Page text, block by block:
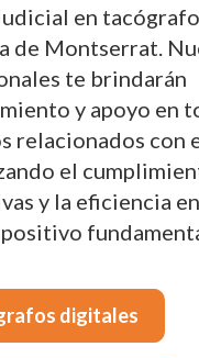
en
de Montserrat.
te brindarán
y apoyo en
relacionados con
el
y la eficiencia
digitales